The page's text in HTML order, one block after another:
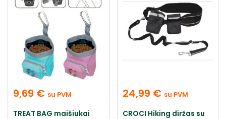
9,69 € su PVM
TREAT BAG maišiukai
24,99 € su PVM
CROCI Hiking diržas su